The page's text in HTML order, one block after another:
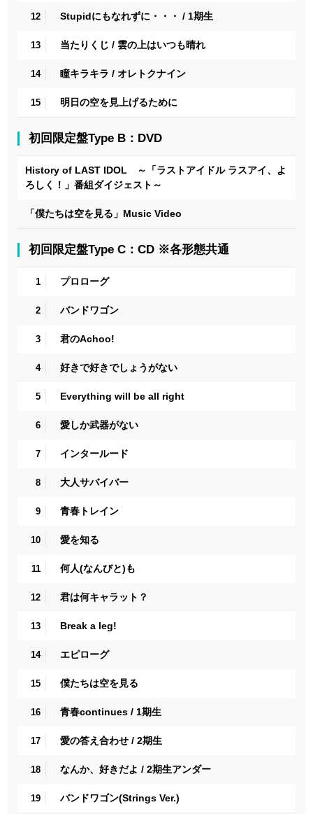
12 Stupidにもなれずに・・・ / 1期生
13 当たりくじ / 雲の上はいつも晴れ
14 瞳キラキラ / オレトクナイン
15 明日の空を見上げるために
初回限定盤Type B：DVD
History of LAST IDOL ～「ラストアイドル ラスアイ、よ
ろしく！」番組ダイジェスト～
「僕たちは空を見る」Music Video
初回限定盤Type C：CD ※各形態共通
1 プロローグ
2 バンドワゴン
3 君のAchoo!
4 好きで好きでしょうがない
5 Everything will be all right
6 愛しか武器がない
7 インタールード
8 大人サバイバー
9 青春トレイン
10 愛を知る
11 何人(なんびと)も
12 君は何キャラット？
13 Break a leg!
14 エピローグ
15 僕たちは空を見る
16 青春continues / 1期生
17 愛の答え合わせ / 2期生
18 なんか、好きだよ / 2期生アンダー
19 バンドワゴン(Strings Ver.)